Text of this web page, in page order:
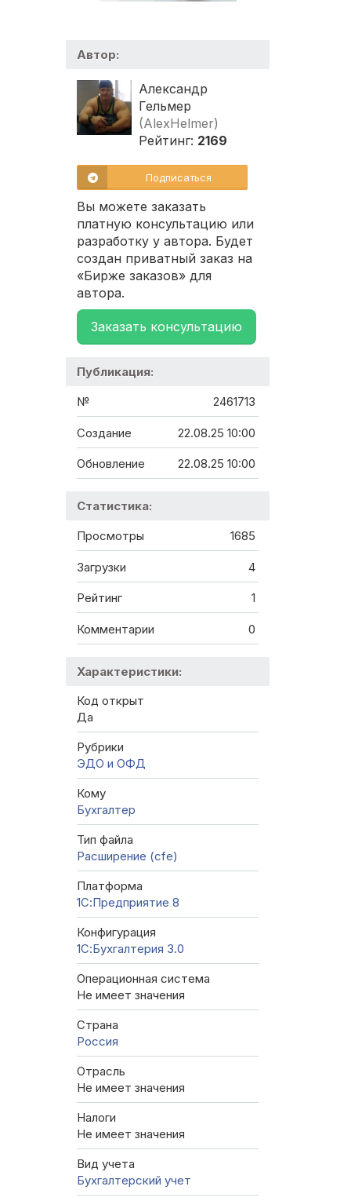
Автор:
Александр
Гельмер
(AlexHelmer)
Рейтинг: 2169
Подписаться
Вы можете заказать
платную консультацию или
разработку у автора. Будет
создан приватный заказ на
«Бирже заказов» для
автора.
Заказать консультацию
Публикация:
№ 2461713
Создание 22.08.25 10:00
Обновление 22.08.25 10:00
Статистика:
Просмотры 1685
Загрузки 4
Рейтинг 1
Комментарии 0
Характеристики:
Код открыт
Да
Рубрики
ЭДО и ОФД
Кому
Бухгалтер
Тип файла
Расширение (cfe)
Платформа
1С:Предприятие 8
Конфигурация
1С:Бухгалтерия 3.0
Операционная система
Не имеет значения
Страна
Россия
Отрасль
Не имеет значения
Налоги
Не имеет значения
Вид учета
Бухгалтерский учет